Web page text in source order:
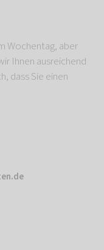
Wochentag, aber
Ihnen ausreichend
dass Sie einen